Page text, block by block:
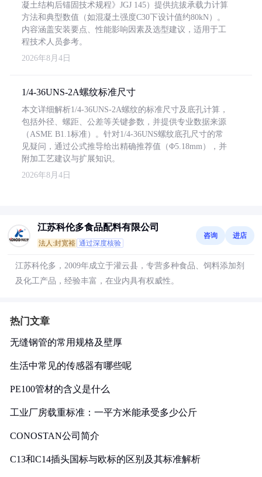
凝土结构后锚固技术规程》JGJ 145）提供抗拔承载力计算
方法和典型数值（如混凝土强度C30下设计值约80kN）。
内容涵盖安装要点、性能影响因素及选型建议，适用于工
程技术人员参考。
2026年8月4日
1/4-36UNS-2A螺纹标准尺寸
本文详细解析1/4-36UNS-2A螺纹的标准尺寸及底孔计算，
包括外径、螺距、公差等关键参数，并提供专业数据来源
（ASME B1.1标准）。针对1/4-36UNS螺纹底孔尺寸的常
见疑问，通过公式推导给出精确推荐值（Φ5.18mm），并
附加工艺建议与扩展知识。
2026年8月4日
江苏科伦多食品配料有限公司
法人:封宽裕 通过深度核验
咨询 进店
江苏科伦多，2009年成立于灌云县，专营多种食品、饲料添加剂
及化工产品，经验丰富，在业内具有权威性。
热门文章
无缝钢管的常用规格及壁厚
生活中常见的传感器有哪些呢
PE100管材的含义是什么
工业厂房载重标准：一平方米能承受多少公斤
CONOSTAN公司简介
C13和C14插头国标与欧标的区别及其标准解析